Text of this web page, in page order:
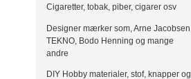
Cigaretter, tobak, piber, cigarer osv
Designer mærker som, Arne Jacobsen,
TEKNO, Bodo Henning og mange
andre
DIY Hobby materialer, stof, knapper og